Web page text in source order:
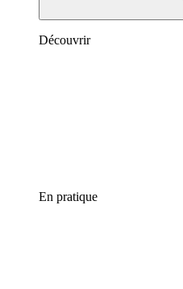
Découvrir
En pratique